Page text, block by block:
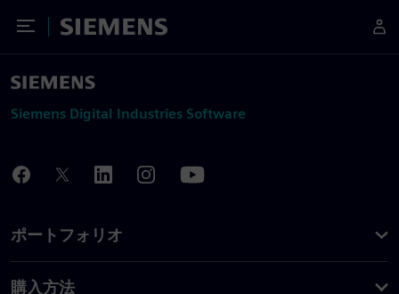
Toggle Menu
Siemens
Siemens Digital Industries Software
ポートフォリオ
購入方法